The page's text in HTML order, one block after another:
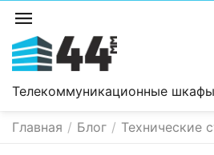
Телекоммуникационные
Главная / Блог / Технические